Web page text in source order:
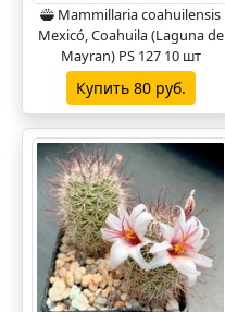
Mammillaria coahuilensis
Mexicó, Coahuila (Laguna de
Mayran) PS 127 10 шт
Купить 80 руб.